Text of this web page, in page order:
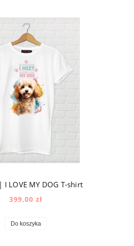
I LOVE MY DOG T-shirt
399,00 zł
Do koszyka